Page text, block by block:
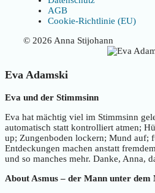
AGB
Cookie-Richtlinie (EU)
© 2026 Anna Stijohann
Eva Adamski
Eva und der Stimmsinn
Eva hat mächtig viel im Stimmsinn
automatisch statt kontrolliert atmen;
up; Zungenboden lockern; Mund auf;
Entdeckungen machen anstatt
und so manches mehr. Danke, Anna,
About Asmus – der Mann unter dem